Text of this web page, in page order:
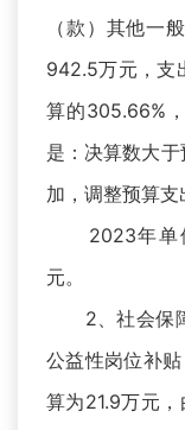
（款）其他一
942.5万元，支
算的305.66%
是：决算数大
加，调整预算支
2023年单位
元。
2、社会保障
公益性岗位补
算为21.9万元，